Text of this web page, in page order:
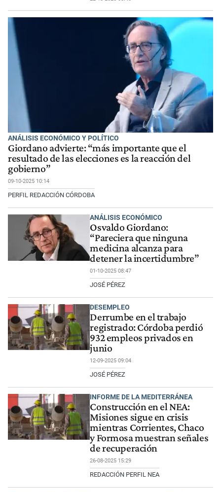
ANÁLISIS ECONÓMICO Y POLÍTICO
Giordano advierte: “más importante que el
resultado de las elecciones es la reacción del
gobierno”
09-10-2025 10:14
PERFIL REDACCIÓN CÓRDOBA
ANÁLISIS ECONÓMICO
Osvaldo Giordano:
“Pareciera que ninguna
medicina alcanza para
detener la incertidumbre”
01-10-2025 08:47
JOSÉ PÉREZ
DESEMPLEO
Derrumbe en el trabajo
registrado: Córdoba perdió
932 empleos privados en
junio
12-09-2025 09:04
JOSÉ PÉREZ
INFORME DE LA MEDITERRÁNEA
Construcción en el NEA:
Misiones sigue en crisis
mientras Corrientes, Chaco
y Formosa muestran señales
de recuperación
26-08-2025 15:29
REDACCIÓN PERFIL NEA